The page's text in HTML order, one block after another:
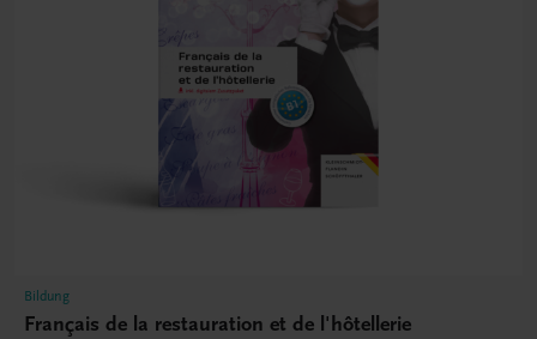
Bildung
Français de la restauration et de l'hôtellerie